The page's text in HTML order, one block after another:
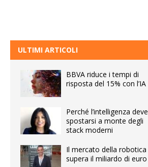
ULTIMI ARTICOLI
BBVA riduce i tempi di
risposta del 15% con l’IA
Perché l’intelligenza deve
spostarsi a monte degli
stack moderni
Il mercato della robotica
supera il miliardo di euro